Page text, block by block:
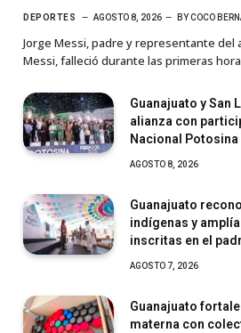
DEPORTES AGOSTO 8, 2026 BYCOCO
Jorge Messi, padre y representante del
Messi, falleció durante las primeras
Guanajuato y San
alianza con
Nacional Potosina
AGOSTO 8, 2026
Guanajuato
indígenas y
inscritas en el
AGOSTO 7, 2026
Guanajuato
materna con